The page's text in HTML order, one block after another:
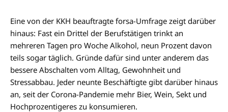
Eine von der KKH beauftragte forsa-Umfrage zeigt darüber
hinaus: Fast ein Drittel der Berufstätigen trinkt an
mehreren Tagen pro Woche Alkohol, neun Prozent davon
teils sogar täglich. Gründe dafür sind unter anderem das
bessere Abschalten vom Alltag, Gewohnheit und
Stressabbau. Jeder neunte Beschäftigte gibt darüber hinaus
an, seit der Corona-Pandemie mehr Bier, Wein, Sekt und
Hochprozentigeres zu konsumieren.